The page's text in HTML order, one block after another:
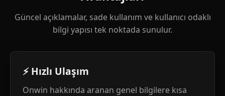
Güncel açıklamalar, sade kullanım ve kullanıcı odaklı
bilgi yapısı tek noktada sunulur.
⚡ Hızlı Ulaşım
Onwin hakkında aranan genel bilgilere kısa